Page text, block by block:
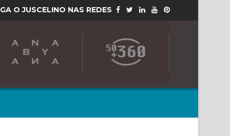
O JUSCELINO NAS REDES